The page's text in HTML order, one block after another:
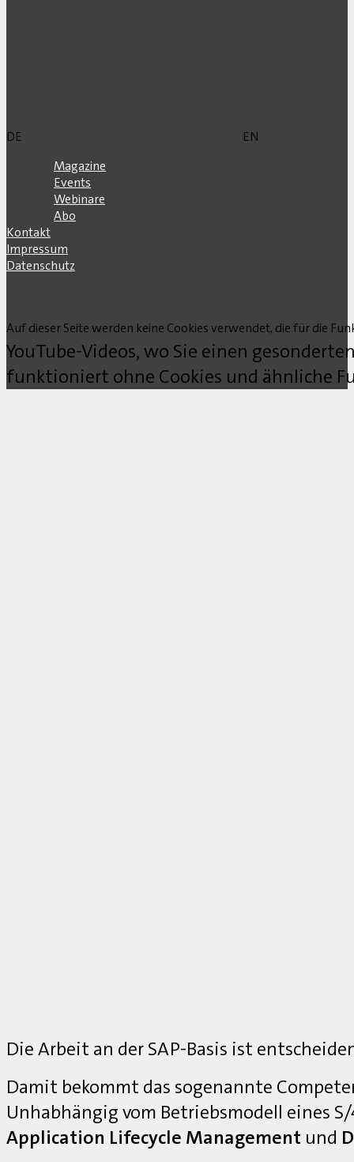
DE
EN
Magazine
Events
Webinare
Abo
Kontakt
Impressum
Datenschutz
Auf dieser Seite werden keine Cookies verwendet, die für die
YouTube-Videos, wo Sie einen
funktioniert ohne Cookies und ähnliche
Die Arbeit an der SAP-Basis ist
Damit bekommt das sogenannte
Unhabhängig vom Betriebsmodell eines
Application Lifecycle Management und